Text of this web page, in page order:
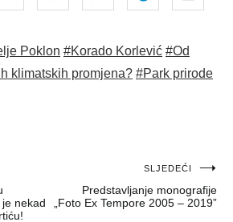
Poklon #Korado Korlević #Od
klimatskih promjena? #Park prirode
nekad
SLJEDEĆI
Predstavljanje monografije
„Foto Ex Tempore 2005 – 2019”